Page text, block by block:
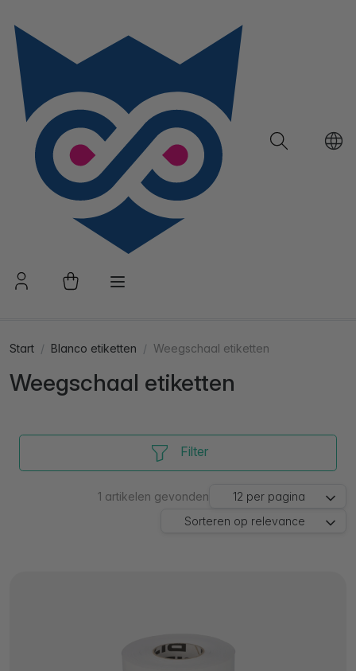
Start Blanco etiketten Weegschaal etiketten
Weegschaal etiketten
Filter
1 artikelen gevonden 12 per pagina
Sorteren op relevance